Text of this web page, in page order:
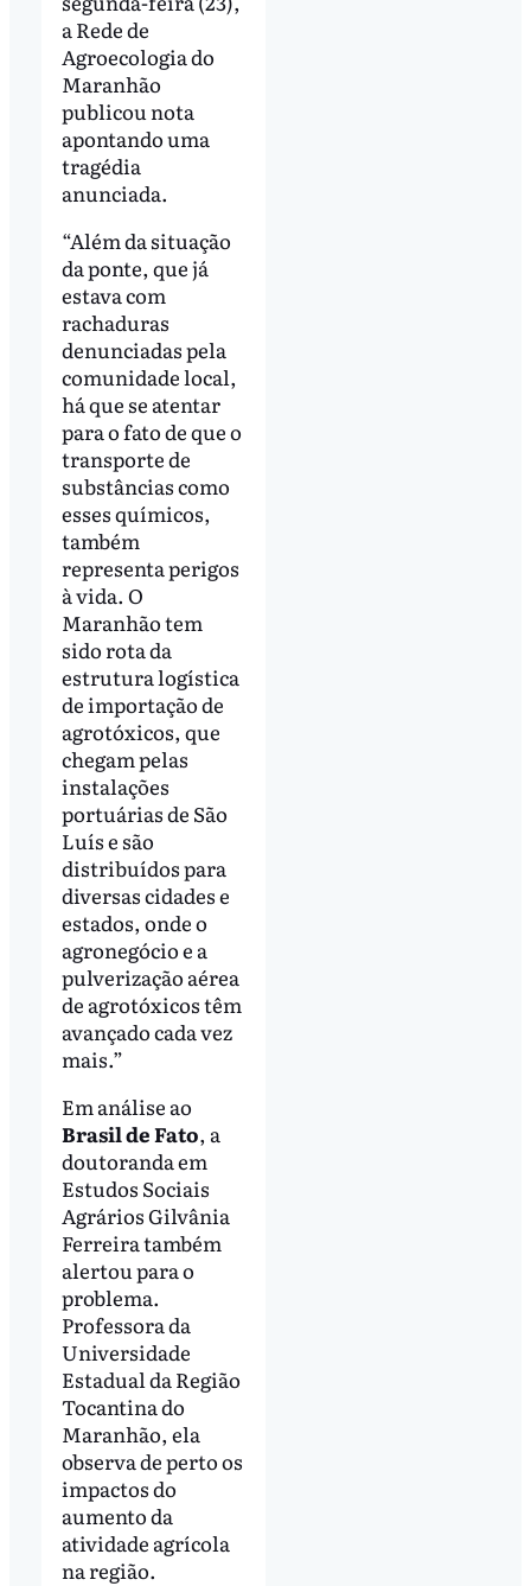
a Rede de
Agroecologia do
Maranhão
publicou nota
apontando uma
tragédia
anunciada.
“Além da situação
da ponte, que já
estava com
rachaduras
denunciadas pela
comunidade local,
há que se atentar
para o fato de que o
transporte de
substâncias como
esses químicos,
também
representa perigos
à vida. O
Maranhão tem
sido rota da
estrutura logística
de importação de
agrotóxicos, que
chegam pelas
instalações
portuárias de São
Luís e são
distribuídos para
diversas cidades e
estados, onde o
agronegócio e a
pulverização aérea
de agrotóxicos têm
avançado cada vez
mais.”
Em análise ao
Brasil de Fato, a
doutoranda em
Estudos Sociais
Agrários Gilvânia
Ferreira também
alertou para o
problema.
Professora da
Universidade
Estadual da Região
Tocantina do
Maranhão, ela
observa de perto os
impactos do
aumento da
atividade agrícola
na região.